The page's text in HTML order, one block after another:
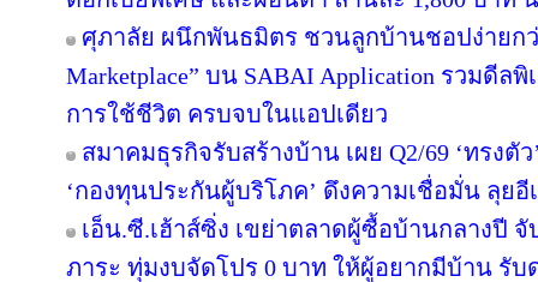
ศุภาลัย ผนึกพันธมิตร ชวนลูกบ้านชอปง่ายกว่
Marketplace” บน SABAI Application รวมดีล
การใช้ชีวิต ครบจบในแอปเดียว
สมาคมธุรกิจรับสร้างบ้าน เผย Q2/69 ‘ทรง
‘กองทุนประกันผู้บริโภค’ ดึงความเชื่อมั่น ลุย
เอ็น.ซี.เฮ้าส์ซิ่ง เขย่าตลาดผู้ซื้อบ้านกลางปี
ภาระ ทุ่มงบจัดโปร 0 บาท ให้ผู้อยากมีบ้าน รับ